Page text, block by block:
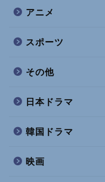
アニメ
スポーツ
その他
日本ドラマ
韓国ドラマ
映画